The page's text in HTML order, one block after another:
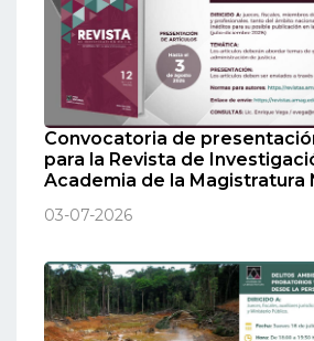
Convocatoria de
para la Revista de
Academia de la Magistratura
03-07-2026